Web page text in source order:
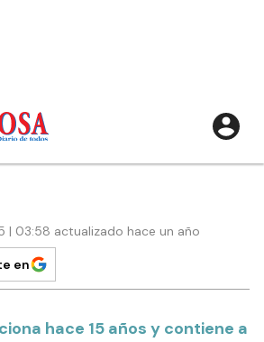
| 03:58 actualizado hace un año
en
hace 15 años y contiene a